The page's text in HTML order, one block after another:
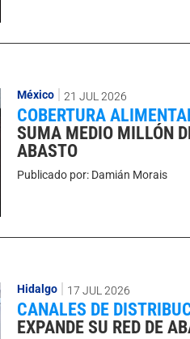
México 21 JUL 2026
COBERTURA
SUMA MEDIO MILLÓN
ABASTO
Publicado por:Damián Morais
Hidalgo 17 JUL 2026
CANALES DE
EXPANDE SU RED DE